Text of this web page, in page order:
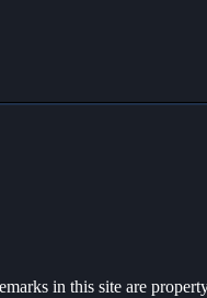
in this site are